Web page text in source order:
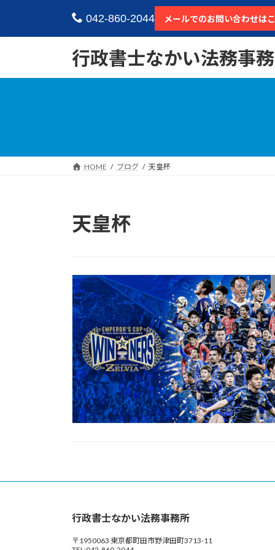
テ
へ
ゲ
ョ
042-860-2044 メールでのお問い合わせは
行政書士なかい法務事
HOME ブログ 天皇杯
天皇杯
行政書士なかい法務事務所
〒1950063 東京都町田市野津田町3713-11